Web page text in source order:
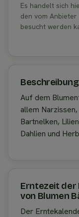
Es handelt sich
den vom
besucht werden
Beschreibung
Auf dem
allem
Bartnelken,
Dahlien und
Erntezeit der
von Blumen
Der